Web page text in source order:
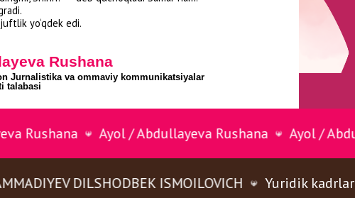
Ayol / Abdullayeva Rushana Ayol / Abdullayeva
ISMOILOVICH Yuridik kadrlarni qaytatejash,